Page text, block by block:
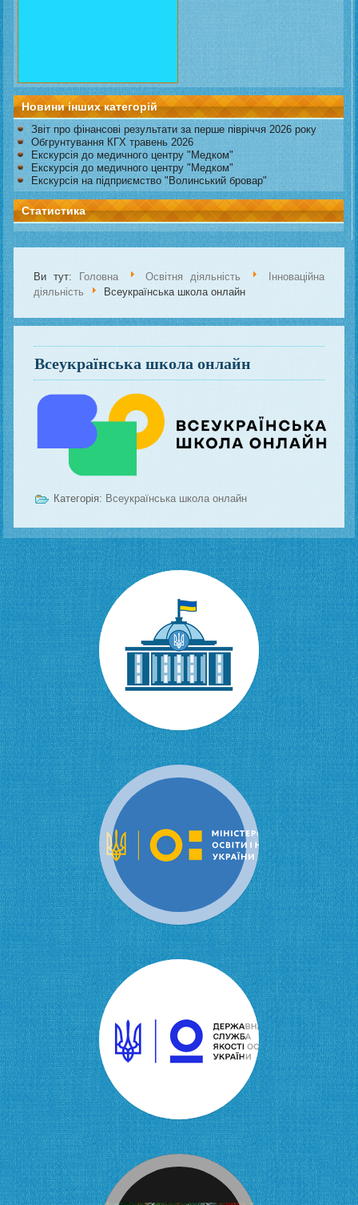
Новини інших категорій
Звіт про фінансові результати за перше півріччя 2026 року
Обгрунтування КГХ травень 2026
Екскурсія до медичного центру "Медком"
Екскурсія до медичного центру "Медком"
Екскурсія на підприємство "Волинський бровар"
Статистика
Ви тут: Головна Освітня діяльність
Інноваційна
діяльність
Всеукраїнська школа онлайн
Всеукраїнська школа онлайн
Категорія: Всеукраїнська школа онлайн